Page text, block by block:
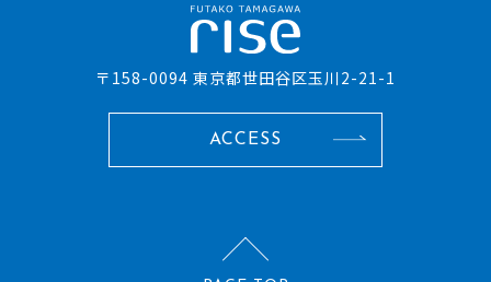
〒158-0094 東京都世田谷区玉川2-21-1
ACCESS